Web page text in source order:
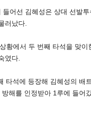
어선 김혜성은 상대 선발
러났다.
황에서 두 번째 타석을 맞이
였다.
타석에 등장해 김혜성의 배
해를 인정받아 1루에 들어